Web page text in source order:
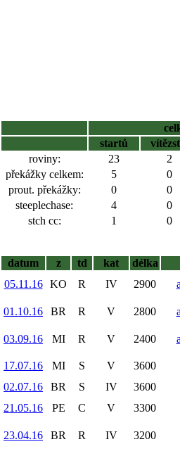
startů
roviny:
23 2
překážky celkem:
5 0
prout. překážky:
0 0
steeplechase:
4 0
stch cc:
1 0
datum
z td kat délka
05.11.16
KO R IV 2900
01.10.16 BR R V 2800
03.09.16 MI R V 2400
17.07.16 MI S V 3600
02.07.16
BR S IV 3600
21.05.16
PE C V 3300
23.04.16 BR R IV 3200